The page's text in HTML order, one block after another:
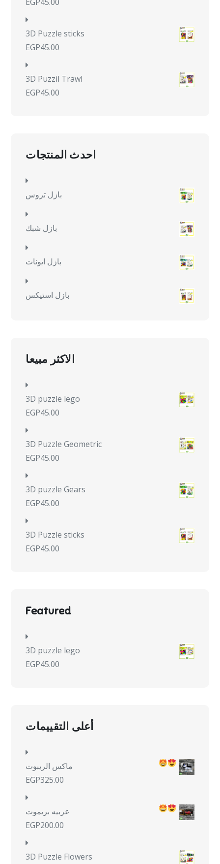
3D Puzzle sticks
EGP45.00
3D Puzzil Trawl
EGP45.00
احدث المنتجات
بازل تروس
بازل شبك
بازل ايونات
بازل استيكس
الاكثر مبيعا
3D puzzle lego
EGP45.00
3D Puzzle Geometric
EGP45.00
3D puzzle Gears
EGP45.00
3D Puzzle sticks
EGP45.00
Featured
3D puzzle lego
EGP45.00
أعلى التقييمات
ماكس الريبوت
EGP325.00
عربيه بريموت
EGP200.00
3D Puzzle Flowers